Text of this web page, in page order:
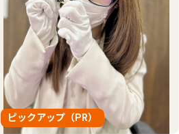
ピックアップ（PR）